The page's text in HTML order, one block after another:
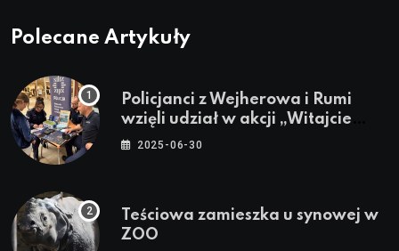
Polecane Artykuły
Policjanci z Wejherowa i Rumi
wzięli udział w akcji „Witajcie
Wakacje”
2025-06-30
Teściowa zamieszka u synowej w
ZOO